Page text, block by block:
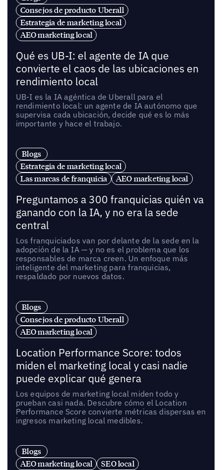
Consejos de producto Uberall
Estrategia de marketing local
AEO marketing local
Qué es UB-I: el agente de IA que
convierte el caos de las ubicaciones en
rendimiento local
UB-I es la IA agéntica de Uberall para el
rendimiento local: un agente de IA autónomo que
supervisa cada ubicación, decide qué es lo más
importante y hace el trabajo.
Blogs
Estrategia de marketing local
Las marcas de franquicia
AEO marketing local
Preguntamos a 300 franquicias quién va
ganando con la IA, y no era la sede
central
Los franquiciados van por delante de la sede en la
adopción de la IA — y no es el problema que los
responsables de marca creen. Un enfoque más
inteligente del marketing para franquicias,
respaldado por nuevos datos.
Blogs
Consejos de producto Uberall
AEO marketing local
Location Performance Score: todos
miden el marketing local y casi nadie
puede explicar qué genera
Los equipos de marketing local miden todo y
prueban casi nada. Descubre cómo el Location
Performance Score convierte métricas dispersas en
ingresos marketing local medibles.
Blogs
AEO marketing local
SEO local